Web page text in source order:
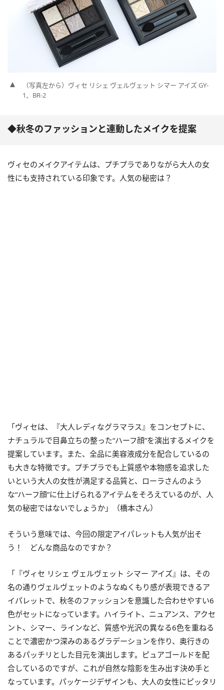
（写真左から）ヴィセ リシェ ヴェルヴェット シマー アイズ GY-
1、BR-2
◆秋冬のファッションと連動したメイクを提案
ヴィセのメイクアイテムは、プチプラでありながら大人の女
性にも支持されている印象です。人気の秘密は？
「ヴィセは、『大人レディなグラマラス』をコンセプトに、
ナチュラルで目鼻立ちの整った“ハーフ顔”を演出するメイクを
提案しています。また、全品に美容液成分を配合しているの
も大きな特徴です。プチプラでも上質感や本物感を追求した
いという大人の女性が満足する品質と、ローラさんのよう
な“ハーフ顔”に仕上げられるアイテムをそろえているのが、人
気の秘密ではないでしょうか」（橋本さん）
そういう意味では、今回の限定アイパレットも人気が出そ
う！ どんな商品なのですか？
「『ヴィセ リシェ ヴェルヴェット シマー アイズ』は、その
名の通りヴェルヴェットのようなぬくもり感が表現できるア
イパレットで、秋冬のファッションを意識した合わせやすい6
色がセットになっています。ハイライト、ニュアンス、アクセ
ント、シマー、ラインなど、質感や光沢の異なる6色を重ねる
ことで濃密かつ深みのあるグラデーションを作り、奥行きの
あるパッチリとした目元を演出します。ピュアゴールドを配
合しているのですが、これが自然な陰影を生み出す決め手と
なっています。パッケージデザインも、大人の女性にピッタリ